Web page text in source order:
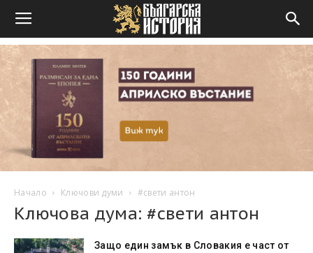
Начало Ключови думи #свети антон
Ключова дума: #свети антон
Защо един замък в Словакия е част от